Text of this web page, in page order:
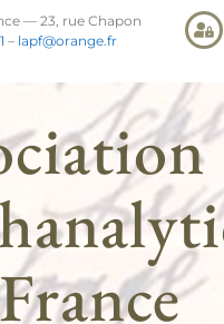
— 23, rue Chapon
– lapf@orange.fr